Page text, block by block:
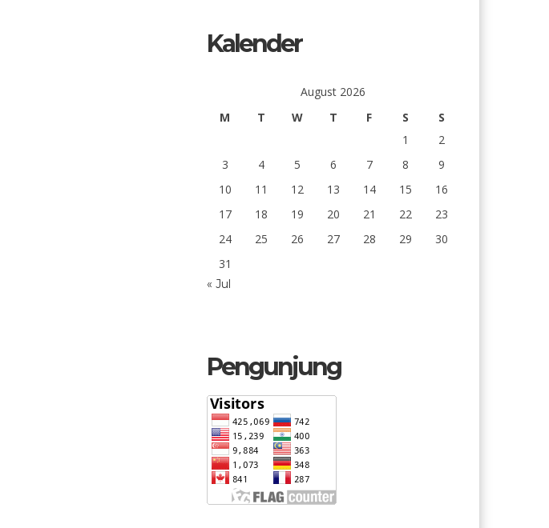
Kalender
August 2026
M
T W T F S
S
1
2
3
4 5 6 7 8
9
10
11 12 13 14 15
16
17
18 19 20 21 22
23
24
25 26 27 28 29
30
31
« Jul
Pengunjung